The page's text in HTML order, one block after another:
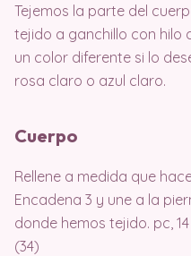
Tejemos la parte del
tejido a ganchillo con hilo
un color diferente si lo
rosa claro o azul claro.
Cuerpo
Rellene a medida que
Encadena 3 y une a la
donde hemos tejido. pc,
(34)